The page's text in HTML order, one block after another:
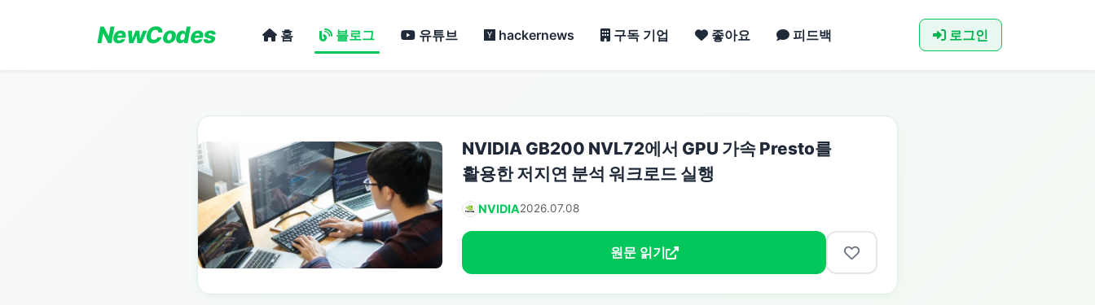
NewCodes 홈 블로그 유튜브 hackernews 구독 기업 좋아요 피드백 로그인
NVIDIA GB200 NVL72에서 GPU 가속 Presto를
활용한 저지연 분석 워크로드 실행
NVIDIA2026.07.08
원문 읽기